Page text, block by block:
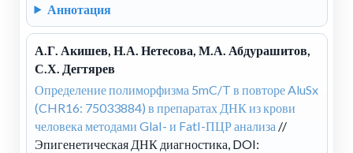
Аннотация
А.Г. Акишев, Н.А. Нетесова, М.А. Абдурашитов,
С.Х. Дегтярев
Определение полиморфизма 5mC/T в повторе AluSx
(CHR16: 75033884) в препаратах ДНК из крови
человека методами GlaI- и FatI-ПЦР анализа //
Эпигенетическая ДНК диагностика, DOI: